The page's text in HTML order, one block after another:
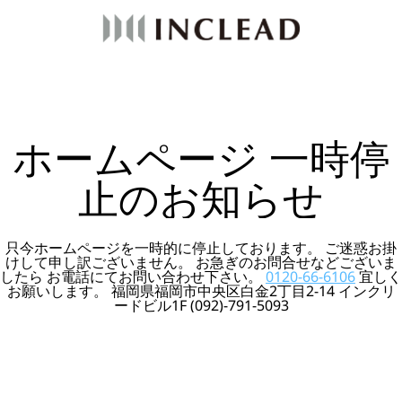
ホームページ 一時停
止のお知らせ
只今ホームページを一時的に停止しております。 ご迷惑お掛
けして申し訳ございません。 お急ぎのお問合せなどございま
したら お電話にてお問い合わせ下さい。0120-66-6106宜しく
お願いします。 福岡県福岡市中央区白金2丁目2-14 インクリ
ードビル1F (092)-791-5093